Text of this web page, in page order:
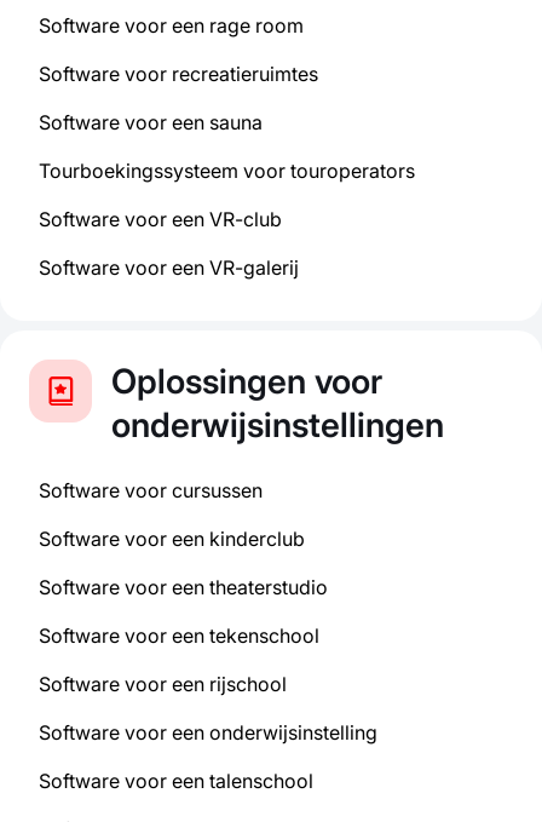
Software voor een rage room
Software voor recreatieruimtes
Software voor een sauna
Tourboekingssysteem voor touroperators
Software voor een VR-club
Software voor een VR-galerij
Oplossingen voor
onderwijsinstellingen
Software voor cursussen
Software voor een kinderclub
Software voor een theaterstudio
Software voor een tekenschool
Software voor een rijschool
Software voor een onderwijsinstelling
Software voor een talenschool